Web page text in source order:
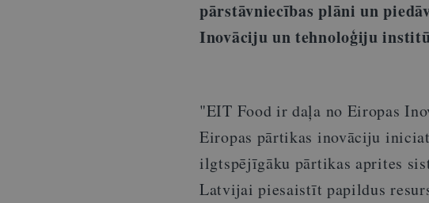
pārstāvniecības plāni un
Inovāciju un tehnoloģiju
"EIT Food ir daļa no Eiropas
Eiropas pārtikas inovāciju
ilgtspējīgāku pārtikas aprites
Latvijai piesaistīt papildus